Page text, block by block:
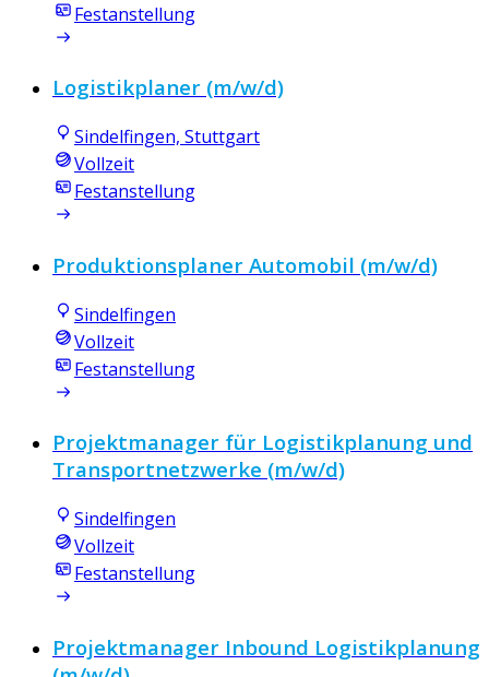
Festanstellung
Logistikplaner (m/w/d)
Sindelfingen, Stuttgart
Vollzeit
Festanstellung
Produktionsplaner Automobil (m/w/d)
Sindelfingen
Vollzeit
Festanstellung
Projektmanager für Logistikplanung und
Transportnetzwerke (m/w/d)
Sindelfingen
Vollzeit
Festanstellung
Projektmanager Inbound Logistikplanung